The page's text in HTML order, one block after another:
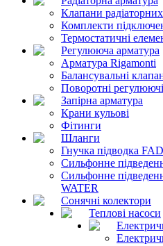
Клапани
Комплекти
Термостатичні
Регулююча арматура
Арматура Rigamonti
Балансувальні
Поворотні
Запірна арматура
Крани кульові
Фітинги
Шланги
Гнучка підводка
Сильфонне
Сильфонне
WATER
Сонячні колектори
Теплові насоси